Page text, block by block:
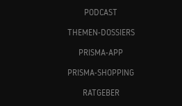
PODCAST
THEMEN-DOSSIERS
PRISMA-APP
PRISMA-SHOPPING
RATGEBER